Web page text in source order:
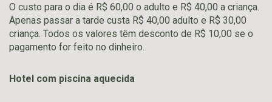
O custo para o dia é R$ 60,00 o adulto e R$ 40,00 a criança.
Apenas passar a tarde custa R$ 40,00 adulto e R$ 30,00
criança. Todos os valores têm desconto de R$ 10,00 se o
pagamento for feito no dinheiro.
Hotel com piscina aquecida